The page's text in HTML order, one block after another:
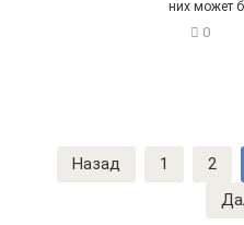
них может
0
Навигация
Назад 1 2